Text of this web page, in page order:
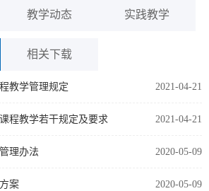
教学动态 实践教学
相关下载
2021-04-21
教学管理规定
2021-04-21
程教学若干规定及要求
2020-05-09
理办法
2020-05-09
案